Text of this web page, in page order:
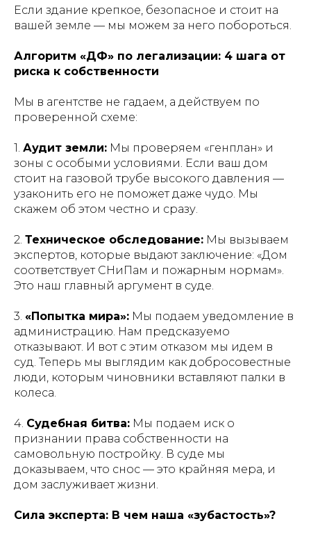
Если здание крепкое, безопасное и стоит на
вашей земле — мы можем за него побороться.
Алгоритм «ДФ» по легализации: 4 шага от
риска к собственности
Мы в агентстве не гадаем, а действуем по
проверенной схеме:
1. Аудит земли: Мы проверяем «генплан» и
зоны с особыми условиями. Если ваш дом
стоит на газовой трубе высокого давления —
узаконить его не поможет даже чудо. Мы
скажем об этом честно и сразу.
2. Техническое обследование: Мы вызываем
экспертов, которые выдают заключение: «Дом
соответствует СНиПам и пожарным нормам».
Это наш главный аргумент в суде.
3. «Попытка мира»: Мы подаем уведомление в
администрацию. Нам предсказуемо
отказывают. И вот с этим отказом мы идем в
суд. Теперь мы выглядим как добросовестные
люди, которым чиновники вставляют палки в
колеса.
4. Судебная битва: Мы подаем иск о
признании права собственности на
самовольную постройку. В суде мы
доказываем, что снос — это крайняя мера, и
дом заслуживает жизни.
Сила эксперта: В чем наша «зубастость»?